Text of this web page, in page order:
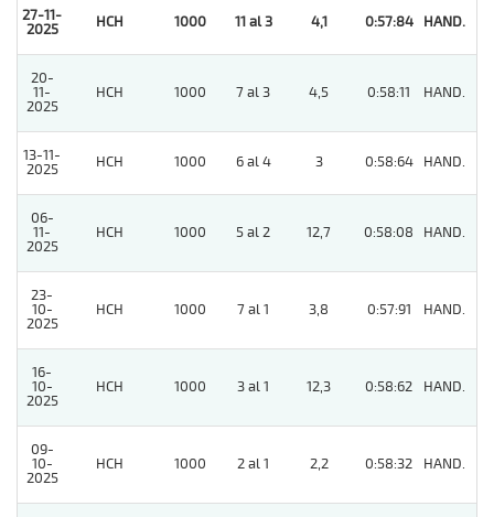
27-11-
2025
HCH 1000 11 al 3 4,1 0:57:84 HAND.
20-
11-
2025
HCH 1000 7 al 3 4,5 0:58:11 HAND.
13-11-
2025
HCH 1000 6 al 4 3 0:58:64 HAND.
06-
11-
2025
HCH 1000 5 al 2 12,7 0:58:08 HAND.
23-
10-
2025
HCH 1000 7 al 1 3,8 0:57:91 HAND.
16-
10-
2025
HCH 1000 3 al 1 12,3 0:58:62 HAND.
09-
10-
2025
HCH 1000 2 al 1 2,2 0:58:32 HAND.